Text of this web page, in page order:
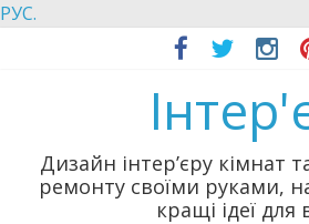
РУС.
Дизайн інтер’єру кімнат
ремонту своїми руками,
кращі ідеї для